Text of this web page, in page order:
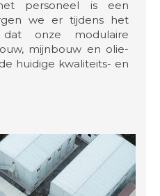
personeel is een
we er tijdens het
onze modulaire
mijnbouw en olie-
huidige kwaliteits- en